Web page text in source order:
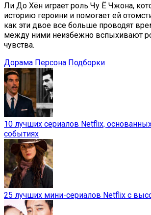
Ли До Хён играет роль Чу Ё Чжона,
историю героини и помогает ей
как эти двое все больше проводят
между ними неизбежно вспыхивают
чувства.
Дорама Персона Подборки
10 лучших сериалов Netflix,
событиях
25 лучших мини-сериалов Netflix с